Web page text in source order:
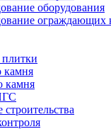
оборудования
ограждающих
плитки
камня
камня